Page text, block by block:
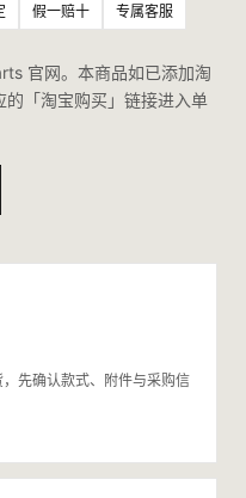
假一赔十 专属客服
官网。本商品如已添加淘
「淘宝购买」链接进入单
先确认款式、附件与采购信